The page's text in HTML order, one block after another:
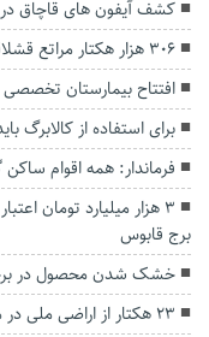
کشف آیفون های قاچاق
۳۰۶ هزار هکتار مراتع قشلاقی استان گلستان در معرض بیابان‌زایی هستند
افتتاح بیمارستان
برای استفاده از کالابرگ
فرماندار: همه اقوام ساکن گنبد در
۳ هزار میلیارد تومان
برج قابوس
خشک شدن محصول در
۲۳ هکتار از اراضی ملی در مراوه تپه رفع تصرف شد.